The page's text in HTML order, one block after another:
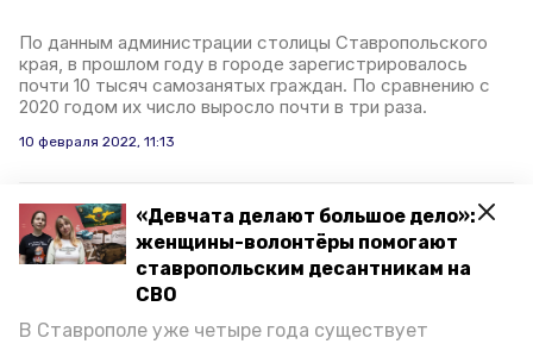
«Девчата делают большое дело»:
женщины-волонтёры помогают
ставропольским десантникам на
СВО
В Ставрополе уже четыре года существует
По данным администрации столицы Ставропольского
края, в прошлом году в городе зарегистрировалось
почти 10 тысяч самозанятых граждан. По сравнению с
2020 годом их число выросло почти в три раза.
10 февраля 2022, 11:13
Юные футболисты из
Ставрополя выиграли
«Кубок Казани»